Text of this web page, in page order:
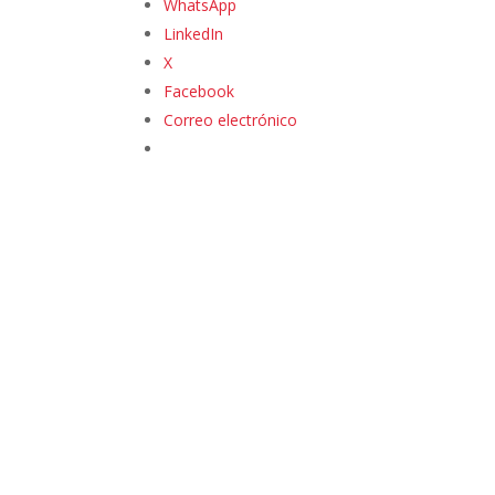
WhatsApp
LinkedIn
X
Facebook
Correo electrónico